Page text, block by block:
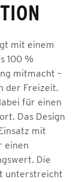
mit einem
100 %
mitmacht –
der Freizeit.
für einen
Das Design
mit
einen
Die
unterstreicht